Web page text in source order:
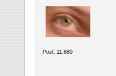
Post: 11.680